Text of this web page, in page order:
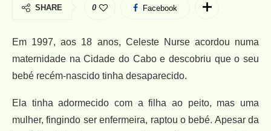
SHARE 0 Facebook
Em 1997, aos 18 anos, Celeste Nurse acordou numa
maternidade na Cidade do Cabo e descobriu que o seu
bebé recém-nascido tinha desaparecido.
Ela tinha adormecido com a filha ao peito, mas uma
mulher, fingindo ser enfermeira, raptou o bebé. Apesar da